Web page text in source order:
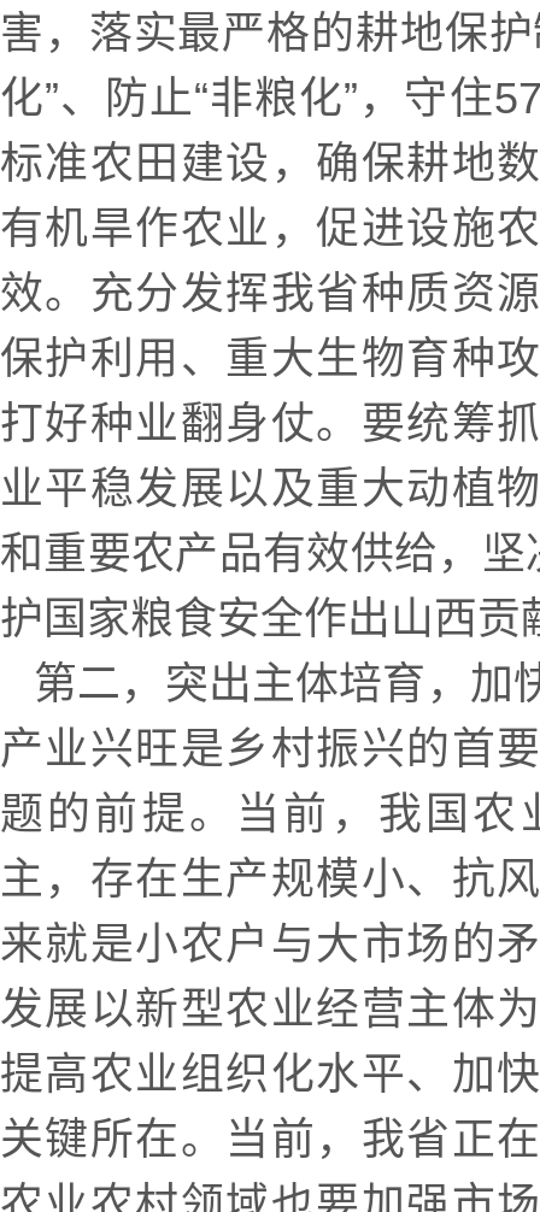
害，落实最严格的耕地保
化”、防止“非粮化”，守住
标准农田建设，确保耕地
有机旱作农业，促进设施
效。充分发挥我省种质资
保护利用、重大生物育种
打好种业翻身仗。要统筹
业平稳发展以及重大动植
和重要农产品有效供给，坚
护国家粮食安全作出山西贡
第二，突出主体培育，加
产业兴旺是乡村振兴的首
题的前提。当前，我国
主，存在生产规模小、抗
来就是小农户与大市场的
发展以新型农业经营主体
提高农业组织化水平、加
关键所在。当前，我省正